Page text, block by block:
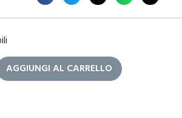
AGGIUNGI AL CARRELLO